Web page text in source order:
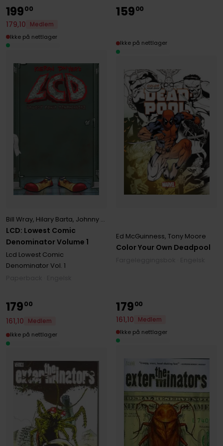
LCD: Lowest Comic
Denominator Volume 1
Bill Wray, Hilary Barta, Johnny Ryan
Lcd Lowest Comic
Denominator Vol. 1
19900
179,10
Medlem
Ikke på nettlager
Color Your Own Deadpool
Ed McGuinness,Tony Moore
15900
Ikke på nettlager
17900
161,10
Medlem
Ikke på nettlager
17900
161,10
Medlem
Ikke på nettlager